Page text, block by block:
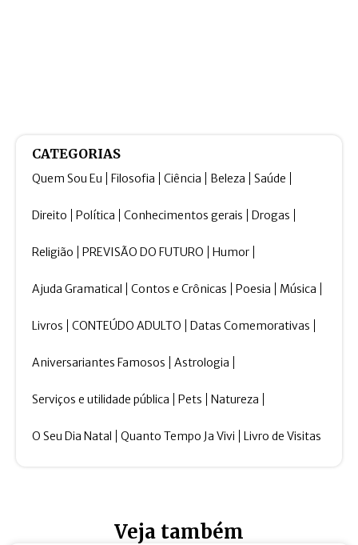
CATEGORIAS
Quem Sou Eu Filosofia Ciência Beleza Saúde
Direito Política Conhecimentos gerais Drogas
Religião PREVISÃO DO FUTURO Humor
Ajuda Gramatical Contos e Crônicas Poesia Música
Livros CONTEÚDO ADULTO Datas Comemorativas
Aniversariantes Famosos Astrologia
Serviços e utilidade pública Pets Natureza
O Seu Dia Natal Quanto Tempo Ja Vivi Livro de Visitas
Veja também